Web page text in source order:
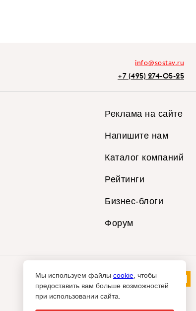
info@sostav.ru
+7 (495) 274-05-25
Реклама на сайте
Напишите нам
Каталог компаний
Рейтинги
Бизнес-блоги
Форум
Мы используем файлы cookie , чтобы
предоставить вам больше возможностей
при использовании сайта.